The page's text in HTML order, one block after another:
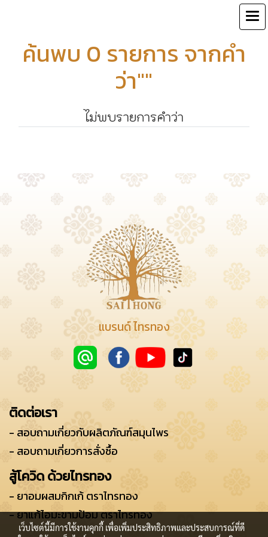
ค้นพบ 0 รายการ จากคำ
ว่า""
ไม่พบรายการคำว่า
แบรนด์ ไทรทอง
ติดต่อเรา
- สอบถามเกี่ยวกับผลิตภัณฑ์สมุนไพร
- สอบถามเกี่ยวการสั่งซื้อ
สู้โควิด ด้วยไทรทอง
- ยาอมผสมกิกเก้ ตราไทรทอง
- ยาแก้ไอมะขามป้อม ตราไทรทอง
เว็บไซต์นี้มีการใช้งานคุกกี้ เพื่อเพิ่มประสิทธิภาพและประสบการณ์ที่ดี